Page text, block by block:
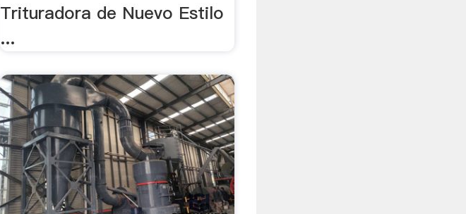
Trituradora de Nuevo Estilo
...